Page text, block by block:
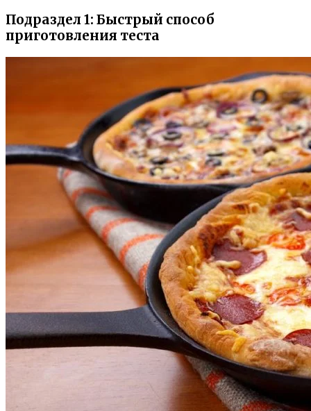
Подраздел 1: Быстрый способ
приготовления теста